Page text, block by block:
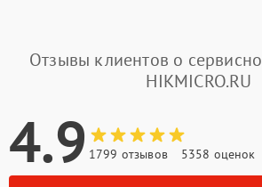
Отзывы клиентов о
HIKMICRO.RU
4.9 1799 отзывов 5358 оценок